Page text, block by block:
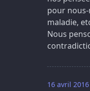
pour nous-
maladie,
Nous
16 avril 2016